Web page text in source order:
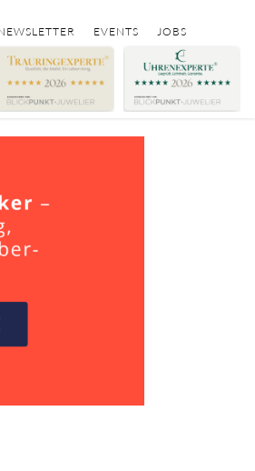
EVENTS JOBS